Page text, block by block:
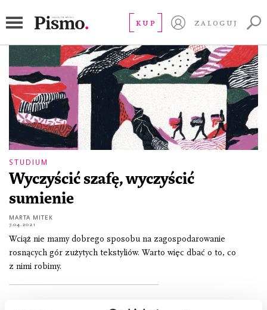
KUP ZALOGUJ
STUDIUM
Wyczyścić szafę, wyczyścić
sumienie
MARTA MITEK
7.04.2021
Wciąż nie mamy dobrego sposobu na zagospodarowanie
rosnących gór zużytych tekstyliów. Warto więc dbać o to, co
z nimi robimy.